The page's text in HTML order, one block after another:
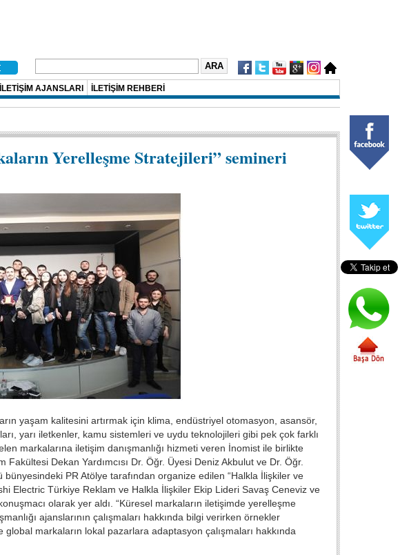
İLETİŞİM AJANSLARI İLETİŞİM REHBERİ
Yerelleşme Stratejileri” semineri
yaşam kalitesini artırmak için klima, endüstriyel otomasyon, asansör,
yarı iletkenler, kamu sistemleri ve uydu teknolojileri gibi pek çok farklı
markalarına iletişim danışmanlığı hizmeti veren İnomist ile birlikte
Dekan Yardımcısı Dr. Öğr. Üyesi Deniz Akbulut ve Dr. Öğr.
bünyesindeki PR Atölye tarafından organize edilen “Halkla İlişkiler ve
Electric Türkiye Reklam ve Halkla İlişkiler Ekip Lideri Savaş Ceneviz ve
olarak yer aldı. “Küresel markaların iletişimde yerelleşme
ajanslarının çalışmaları hakkında bilgi verirken örnekler
markaların lokal pazarlara adaptasyon çalışmaları hakkında